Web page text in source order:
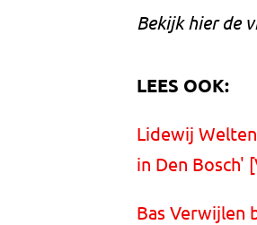
Bekijk hier de
LEES OOK:
Lidewij
in Den Bosch'
Bas Verwijlen